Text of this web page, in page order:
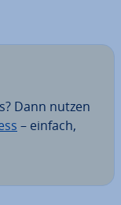
Dann nutzen
– einfach,